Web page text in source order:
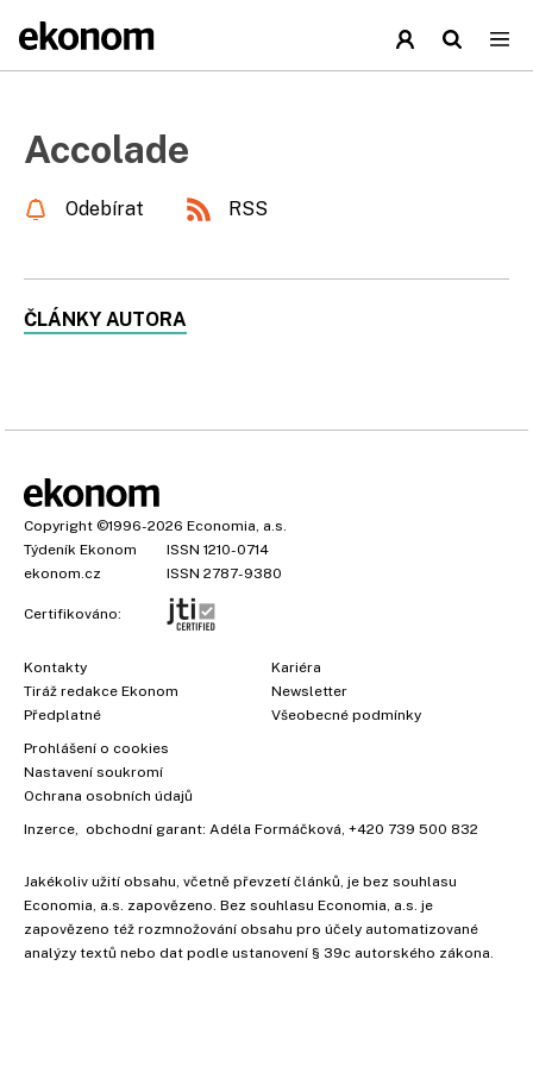
Accolade
Odebírat RSS
ČLÁNKY AUTORA
Copyright ©1996-2026 Economia, a.s.
Týdeník Ekonom
ISSN 1210-0714
ekonom.cz
ISSN 2787-9380
Certifikováno:
Kontakty
Tiráž redakce Ekonom
Předplatné
Kariéra
Newsletter
Všeobecné podmínky
Prohlášení o cookies
Nastavení soukromí
Ochrana osobních údajů
Inzerce, obchodní garant: Adéla Formáčková, +420 739 500 832
Jakékoliv užití obsahu, včetně převzetí článků, je bez souhlasu
Economia, a.s. zapovězeno. Bez souhlasu Economia, a.s. je
zapovězeno též rozmnožování obsahu pro účely automatizované
analýzy textů nebo dat podle ustanovení § 39c autorského zákona.